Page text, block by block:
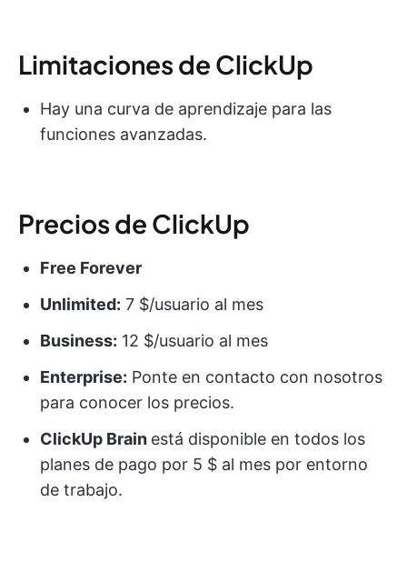
Limitaciones de ClickUp
Hay una curva de aprendizaje para las
funciones avanzadas.
Precios de ClickUp
Free Forever
Unlimited: 7 $/usuario al mes
Business: 12 $/usuario al mes
Enterprise: Ponte en contacto con nosotros
para conocer los precios.
ClickUp Brain está disponible en todos los
planes de pago por 5 $ al mes por entorno
de trabajo.